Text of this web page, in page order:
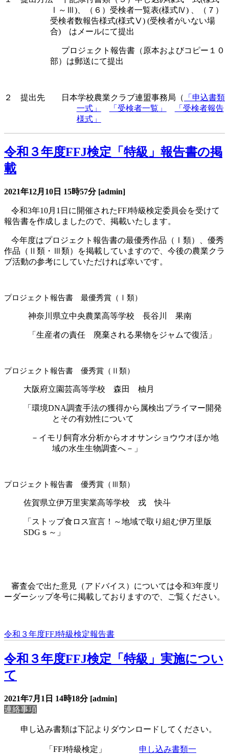
Ⅰ～Ⅲ) 、（６）受検者一覧表(様式Ⅳ)
、（７）
受検者数報告様式(様式Ⅴ) (受検者がいない場
合) はメールにて提出
プロジェクト報告書（原本およびコピー１０
部）は郵送にて提出
２ 提出先 日本学校農業クラブ連盟事務局（
「申込書類
一式」
「受検者一覧」
「受検者報告
様式」
令和３年度FFJ検定「特級」報告書の掲
載
2021年12月10日 15時57分 [admin]
令和3年10月 1 日に開催されたFFJ特級検定委員会を受けて
報告書を作成しましたので、掲載いたします。
今年度はプロジェクト報告書の最優秀作品（Ⅰ類）、優秀
作品（Ⅱ類・Ⅲ類）を掲載していますので、今後の農業クラ
ブ活動の参考にしていただければ幸いです。
プロジェクト報告書 最優秀賞（Ⅰ類）
神奈川県立中央農業高等学校 長谷川 果南
「生産者の責任 廃棄される果物をジャムで復活」
プロジェクト報告書 優秀賞（Ⅱ類）
大阪府立園芸高等学校 森田 柚月
「環境DNA調査手法の獲得から属検出プライマー開発
とその有効性について
－イモリ飼育水分析からオオサンショウウオほか地
域の水生生物調査へ－」
プロジェクト報告書 優秀賞（Ⅲ類）
佐賀県立伊万里実業高等学校 戎 快斗
「ストップ食ロス宣言！～地域で取り組む伊万里版
SDG ｓ～」
審査会で出た意見（アドバイス）については令和3年度リ
ーダーシップ冬号に掲載しておりますので、ご覧ください。
令和３年度FFJ特級検定報告書
令和３年度FFJ検定「特級」実施につい
て
2021年7月1日 14時18分 [admin]
連絡事項
申し込み書類は下記よりダウンロードしてください。
「FFJ特級検定」 申し込み書類一